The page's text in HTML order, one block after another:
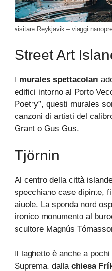
visitare Reykjavik –
Street Art
I murales spettacolari
edifici intorno al Porto
Poetry”, questi murales
canzoni di artisti del
Grant o Gus Gus.
Tjörnin
Al centro della città
specchiano case dipinte,
aiuole. La sponda nord
ironico monumento al
scultore Magnús
Il laghetto è anche a
Suprema, dalla chiesa